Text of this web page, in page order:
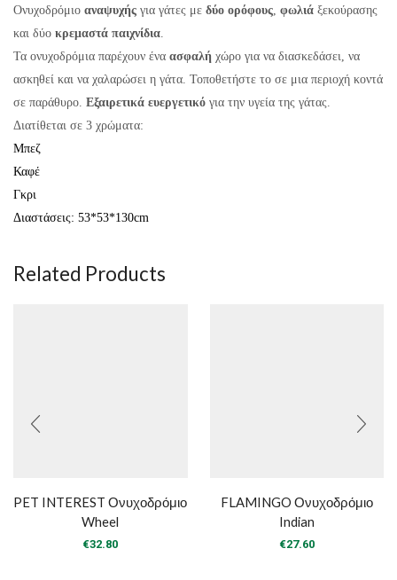
Ονυχοδρόμιο αναψυχής για γάτες με δύο ορόφους, φωλιά ξεκούρασης
και δύο κρεμαστά παιχνίδια.
Τα ονυχοδρόμια παρέχουν ένα ασφαλή χώρο για να διασκεδάσει, να
ασκηθεί και να χαλαρώσει η γάτα. Τοποθετήστε το σε μια περιοχή κοντά
σε παράθυρο. Εξαιρετικά ευεργετικό για την υγεία της γάτας.
Διατίθεται σε 3 χρώματα:
Μπεζ
Καφέ
Γκρι
Διαστάσεις: 53*53*130cm
Related Products
PET INTEREST Ονυχοδρόμιο
Wheel
€32.80
FLAMINGO Ονυχοδρόμιο
Indian
€27.60